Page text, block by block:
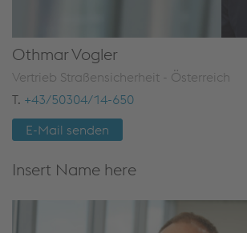
Othmar Vogler
Vertrieb Straßensicherheit - Österreich
T. +43/50304/14-650
E-Mail senden
Insert Name here